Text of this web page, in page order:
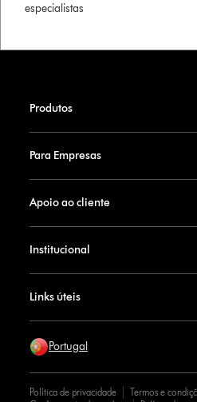
especialistas
Produtos
Para Empresas
Apoio ao cliente
Institucional
Links úteis
Portugal
Política de privacidade
Termos e